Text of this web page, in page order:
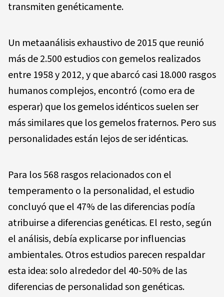
transmiten genéticamente.
Un metaanálisis exhaustivo de 2015 que reunió
más de 2.500 estudios con gemelos realizados
entre 1958 y 2012, y que abarcó casi 18.000 rasgos
humanos complejos, encontró (como era de
esperar) que los gemelos idénticos suelen ser
más similares que los gemelos fraternos. Pero sus
personalidades están lejos de ser idénticas.
Para los 568 rasgos relacionados con el
temperamento o la personalidad, el estudio
concluyó que el 47% de las diferencias podía
atribuirse a diferencias genéticas. El resto, según
el análisis, debía explicarse por influencias
ambientales. Otros estudios parecen respaldar
esta idea: solo alrededor del 40-50% de las
diferencias de personalidad son genéticas.